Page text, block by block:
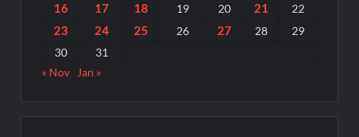
16
17 18 19 20 21 22
23 24 25 26 27 28
29
30
31
« Nov
Jan »